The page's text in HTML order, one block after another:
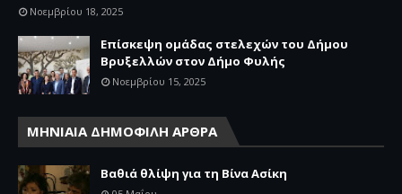
Νοεμβρίου 18, 2025
Επίσκεψη ομάδας στελεχών του Δήμου
Βρυξελλών στον Δήμο Φυλής
Νοεμβρίου 15, 2025
ΜΗΝΙΑΙΑ ΔΗΜΟΦΙΛΗ ΑΡΘΡΑ
Βαθιά θλίψη για τη Βίνα Ασίκη